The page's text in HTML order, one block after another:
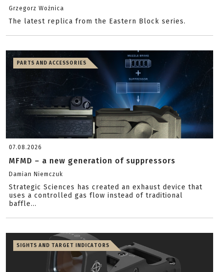
Grzegorz Woźnica
The latest replica from the Eastern Block series.
PARTS AND ACCESSORIES
07.08.2026
MFMD – a new generation of suppressors
Damian Niemczuk
Strategic Sciences has created an exhaust device that
uses a controlled gas flow instead of traditional
baffle...
SIGHTS AND TARGET INDICATORS